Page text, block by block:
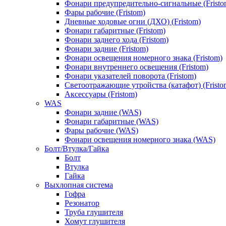
Фонари предупредительно-сигнальные
Фары рабочие (Fristom)
Дневные ходовые огни (ДХО) (Fristom)
Фонари габаритные (Fristom)
Фонари заднего хода (Fristom)
Фонари задние (Fristom)
Фонари освещения номерного знака (Fristom)
Фонари внутреннего освещения (Fristom)
Фонари указателей поворота (Fristom)
Светоотражающие утройства (катафот)
Аксессуары (Fristom)
WAS
Фонари задние (WAS)
Фонари габаритные (WAS)
Фары рабочие (WAS)
Фонари освещения номерного знака (WAS)
Болт/Втулка/Гайка
Болт
Втулка
Гайка
Выхлопная система
Гофра
Резонатор
Труба глушителя
Хомут глушителя